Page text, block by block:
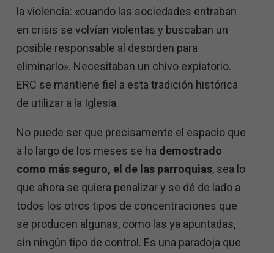
la violencia: «cuando las sociedades entraban
en crisis se volvían violentas y buscaban un
posible responsable al desorden para
eliminarlo». Necesitaban un chivo expiatorio.
ERC se mantiene fiel a esta tradición histórica
de utilizar a la Iglesia.
No puede ser que precisamente el espacio que
a lo largo de los meses se ha demostrado
como más seguro, el de las parroquias, sea lo
que ahora se quiera penalizar y se dé de lado a
todos los otros tipos de concentraciones que
se producen algunas, como las ya apuntadas,
sin ningún tipo de control. Es una paradoja que